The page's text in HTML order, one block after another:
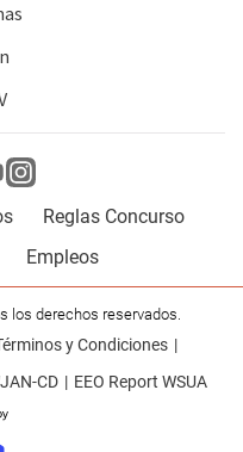
Reglas Concurso
Empleos
los derechos reservados.
y Condiciones
CD EEO Report WSUA